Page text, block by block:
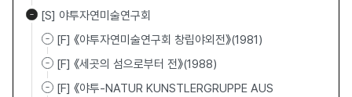
[S] 야투자연미술연구회
[F] 《야투자연미술연구회 창립야외전》(1981)
[F] 《세곳의 섬으로부터 전》(1988)
[F] 《야투-NATUR KUNSTLERGRUPPE AUS